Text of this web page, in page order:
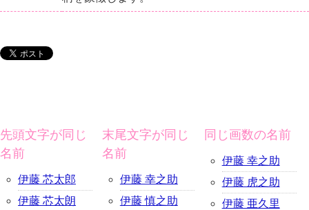
先頭文字が同じ
名前
伊藤 芯太郎
伊藤 芯太朗
末尾文字が同じ
名前
伊藤 幸之助
伊藤 慎之助
同じ画数の名前
伊藤 幸之助
伊藤 虎之助
伊藤 亜久里